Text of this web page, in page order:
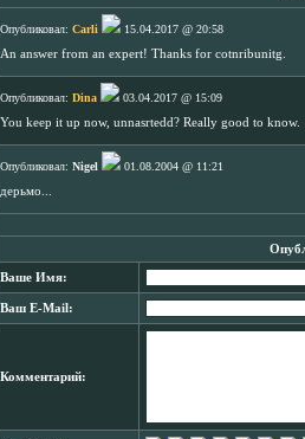
Опубликовал: Carli
15.04.2017 @ 20:58
An answer from an expert! Thanks for cotnribunitg.
Опубликовал: Dina
03.04.2017 @ 15:09
You keep it up now, unnasrtedd? Really good to know.
Опубликовал: Nigel
01.08.2004 @ 11:21
дерьмо...
Ваше Имя:
Ваш E-Mail:
Комментарий: